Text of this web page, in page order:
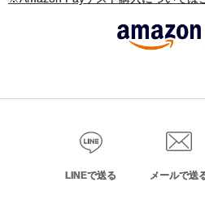
LINEで送る メールで送